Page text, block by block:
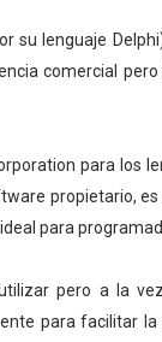
su lenguaje
comercial
para los
propietario,
para
pero a la
para facilitar la